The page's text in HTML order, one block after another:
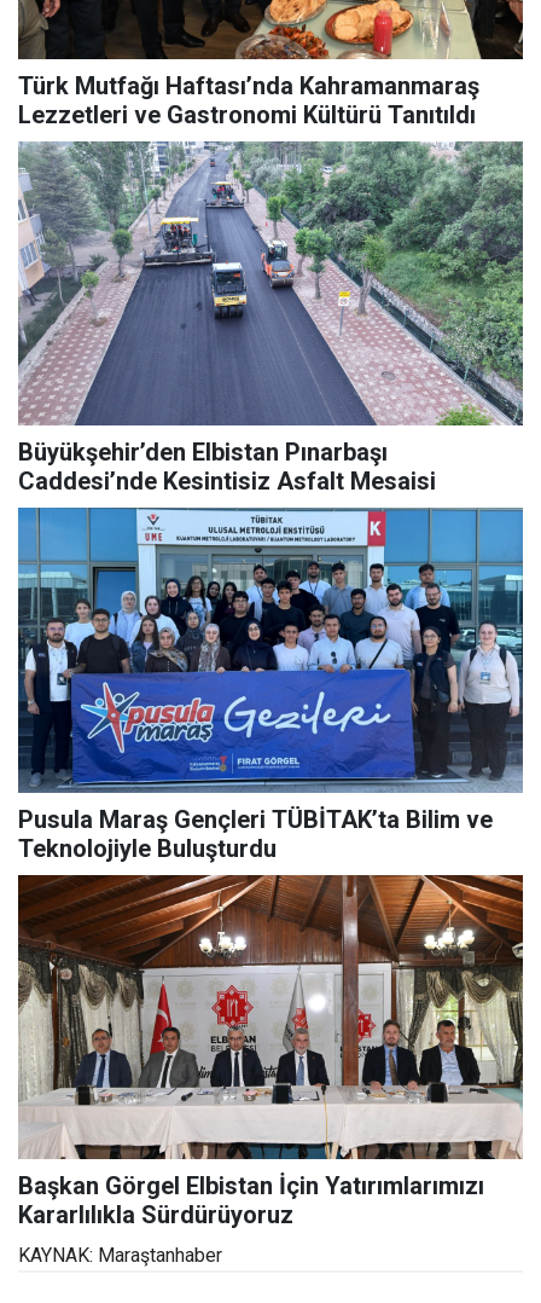
Türk Mutfağı Haftası’nda Kahramanmaraş
Lezzetleri ve Gastronomi Kültürü Tanıtıldı
Büyükşehir’den Elbistan Pınarbaşı
Caddesi’nde Kesintisiz Asfalt Mesaisi
Pusula Maraş Gençleri TÜBİTAK’ta Bilim ve
Teknolojiyle Buluşturdu
Başkan Görgel Elbistan İçin Yatırımlarımızı
Kararlılıkla Sürdürüyoruz
KAYNAK: Maraştanhaber